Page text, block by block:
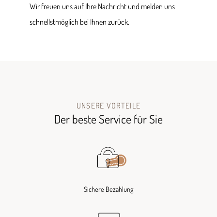
Wir freuen uns auf Ihre Nachricht und melden uns
schnellstmöglich bei Ihnen zurück.
UNSERE VORTEILE
Der beste Service für Sie
Sichere Bezahlung